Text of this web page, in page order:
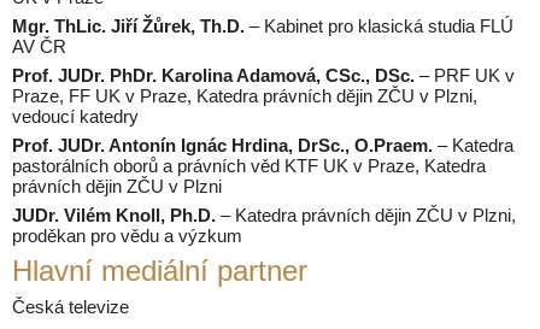
Mgr. ThLic. Jiří Žůrek, Th.D. – Kabinet pro klasická studia FLÚ
AV ČR
Prof. JUDr. PhDr. Karolina Adamová, CSc., DSc. – PRF UK v
Praze, FF UK v Praze, Katedra právních dějin ZČU v Plzni,
vedoucí katedry
Prof. JUDr. Antonín Ignác Hrdina, DrSc., O.Praem. – Katedra
pastorálních oborů a právních věd KTF UK v Praze, Katedra
právních dějin ZČU v Plzni
JUDr. Vilém Knoll, Ph.D. – Katedra právních dějin ZČU v Plzni,
proděkan pro vědu a výzkum
Hlavní mediální partner
Česká televize